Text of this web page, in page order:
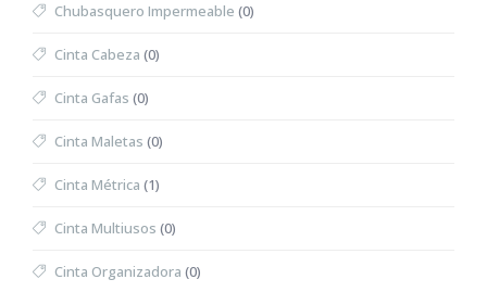
Chubasquero Impermeable (0)
Cinta Cabeza (0)
Cinta Gafas (0)
Cinta Maletas (0)
Cinta Métrica (1)
Cinta Multiusos (0)
Cinta Organizadora (0)